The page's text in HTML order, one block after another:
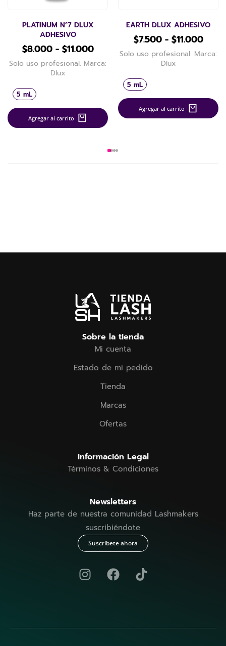
5 mL
PLATINUM N°7 DLUX
ADHESIVO
$8.000 - $11.000
Solo uso profesional. Marca:
Dlux
Agregar al carrito
5 mL
EARTH DLUX ADHESIVO
$7.500 - $11.000
Solo uso profesional. Marca:
Dlux
Agregar al carrito
Sobre la tienda
Mi cuenta
Estado de mi pedido
Tienda
Marcas
Ofertas
Información Legal
Términos & Condiciones
Newsletters
Haz parte de nuestra comunidad Lashmakers
suscribiéndote
Suscríbete ahora